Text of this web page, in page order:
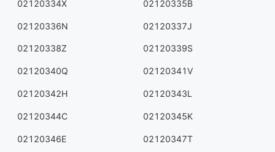
02120334X 02120335B
02120336N 02120337J
02120338Z 02120339S
02120340Q 02120341V
02120342H 02120343L
02120344C 02120345K
02120346E 02120347T